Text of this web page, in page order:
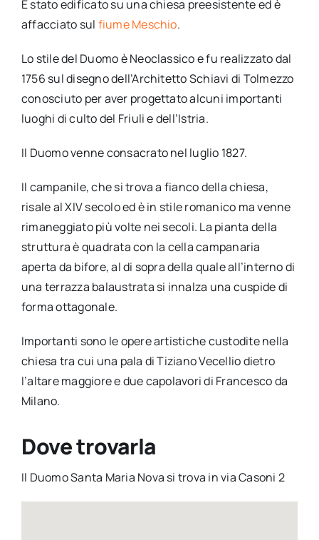
È stato edificato su una chiesa preesistente ed è
affacciato sul fiume Meschio.
Lo stile del Duomo è Neoclassico e fu realizzato dal
1756 sul disegno dell’Architetto Schiavi di Tolmezzo
conosciuto per aver progettato alcuni importanti
luoghi di culto del Friuli e dell’Istria.
Il Duomo venne consacrato nel luglio 1827.
Il campanile, che si trova a fianco della chiesa,
risale al XIV secolo ed è in stile romanico ma venne
rimaneggiato più volte nei secoli. La pianta della
struttura è quadrata con la cella campanaria
aperta da bifore, al di sopra della quale all’interno di
una terrazza balaustrata si innalza una cuspide di
forma ottagonale.
Importanti sono le opere artistiche custodite nella
chiesa tra cui una pala di Tiziano Vecellio dietro
l’altare maggiore e due capolavori di Francesco da
Milano.
Dove trovarla
Il Duomo Santa Maria Nova si trova in via Casoni 2